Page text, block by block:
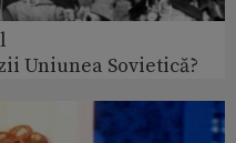
Uniunea Sovietică?